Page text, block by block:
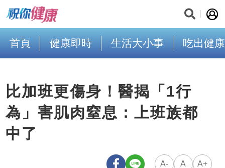
首頁 健康即時 生活大小事 吃出健康
比加班更傷身！醫揭「1行
為」害肌肉窒息：上班族都
中了
A- A A+